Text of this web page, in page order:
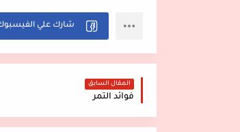
المقال السابق
فوائد التمر